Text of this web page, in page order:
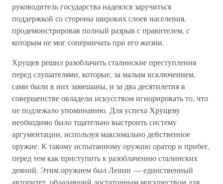
руководитель государства надеялся заручиться
поддержкой со стороны широких слоев населения,
продемонстрировав полный разрыв с правителем, с
которым не мог соперничать при его жизни.
Хрущев решил разоблачить сталинские преступления
перед слушателями, которые, за малым исключением,
сами были в них замешаны, и за два десятилетия в
совершенстве овладели искусством игнорировать то, что
не подлежало упоминанию. Для успеха Хрущеву
необходимо было тщательно выстроить систему
аргументации, используя максимально действенное
оружие. К такому испытанному оружию оратор и прибег,
перед тем как приступить к разоблачению сталинских
деяний. Этим оружием был Ленин — единственный
авторитет, обладавший достаточным могуществом для